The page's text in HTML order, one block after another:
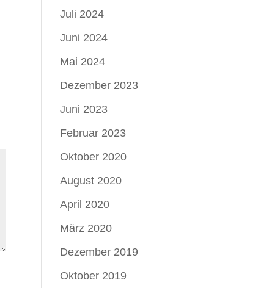
Juli 2024
Juni 2024
Mai 2024
Dezember 2023
Juni 2023
Februar 2023
Oktober 2020
August 2020
April 2020
März 2020
Dezember 2019
Oktober 2019